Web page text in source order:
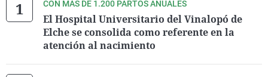
CON MÁS DE 1.200 PARTOS ANUALES
El Hospital Universitario del Vinalopó de
Elche se consolida como referente en la
atención al nacimiento